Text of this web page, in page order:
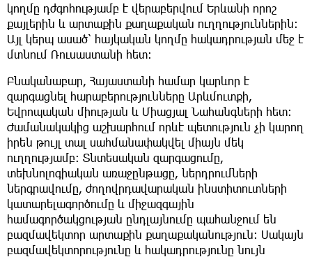
կողմը դժգոհությամբ է վերաբերվում Երևանի որոշ
քայլերին և արտաքին քաղաքական ուղղություններին։
Այլ կերպ ասած՝ հայկական կողմը հակադրության մեջ է
մտնում Ռուսաստանի հետ։
Բնականաբար, Հայաստանի համար կարևոր է
զարգացնել հարաբերությունները Արևմուտքի,
Եվրոպական միության և Միացյալ Նահանգների հետ։
Ժամանակակից աշխարհում որևէ պետություն չի կարող
իրեն թույլ տալ սահմանափակվել միայն մեկ
ուղղությամբ։ Տնտեսական զարգացումը,
տեխնոլոգիական առաջընթացը, ներդրումների
ներգրավումը, ժողովրդավարական ինստիտուտների
կատարելագործումը և միջազգային
համագործակցության ընդլայնումը պահանջում են
բազմավեկտոր արտաքին քաղաքականություն։ Սակայն
բազմավեկտորությունը և հակադրությունը նույն